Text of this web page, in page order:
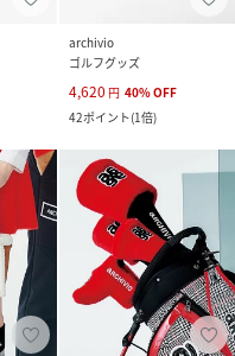
archivio
ゴルフグッズ
4,620 円 40%OFF
42ポイント(1倍)